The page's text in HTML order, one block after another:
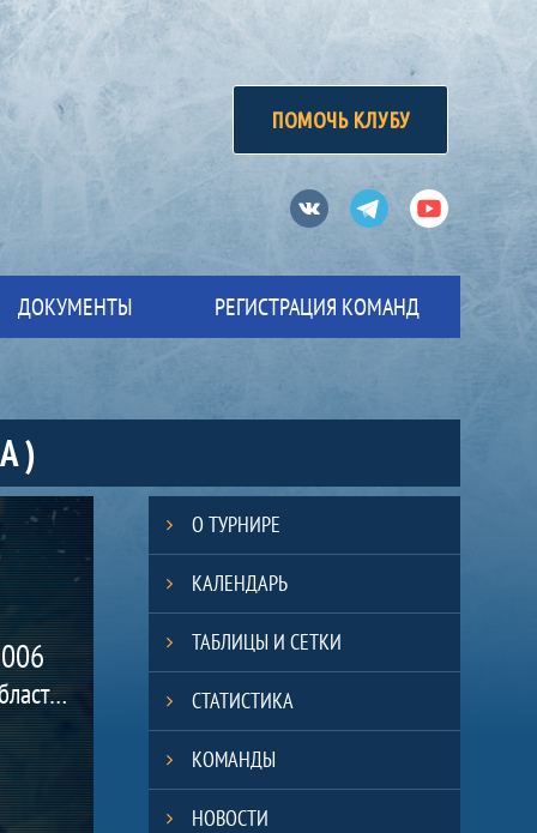
ПОМОЧЬ КЛУБУ
ВконтактеТелеграмЮтуб
ДОКУМЕНТЫ РЕГИСТРАЦИЯ КОМАНД
)
(Калининградская область, г. Калининград)
О ТУРНИРЕ
КАЛЕНДАРЬ
ТАБЛИЦЫ И СЕТКИ
СТАТИСТИКА
КОМАНДЫ
НОВОСТИ